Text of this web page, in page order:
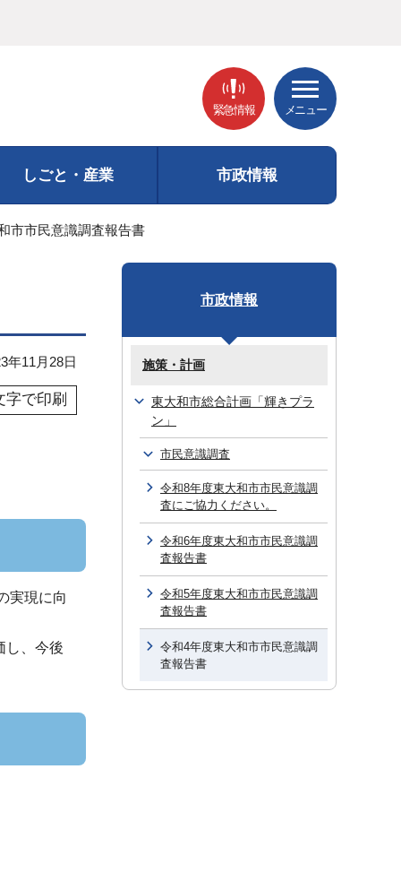
緊急情報 メニュー
しごと・産業 市政情報
市市民意識調査報告書
11月28日
字で印刷
実現に向
し、今後
市政情報
施策・計画
東大和市総合計画「輝きプラ
ン」
市民意識調査
令和8年度東大和市市民意識調
査にご協力ください。
令和6年度東大和市市民意識調
査報告書
令和5年度東大和市市民意識調
査報告書
令和4年度東大和市市民意識調
査報告書